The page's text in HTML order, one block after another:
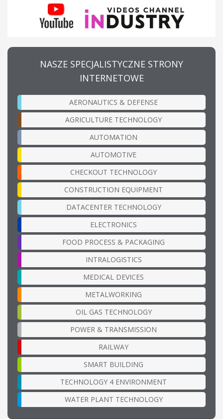
NASZE SPECJALISTYCZNE STRONY
INTERNETOWE
AERONAUTICS & DEFENSE
AGRICULTURE TECHNOLOGY
AUTOMATION
AUTOMOTIVE
CHECKOUT TECHNOLOGY
CONSTRUCTION EQUIPMENT
DATACENTER TECHNOLOGY
ELECTRONICS
FOOD PROCESS & PACKAGING
INTRALOGISTICS
MEDICAL DEVICES
METALWORKING
OIL GAS TECHNOLOGY
POWER & TRANSMISSION
RAILWAY
SMART BUILDING
TECHNOLOGY 4 ENVIRONMENT
WATER PLANT TECHNOLOGY